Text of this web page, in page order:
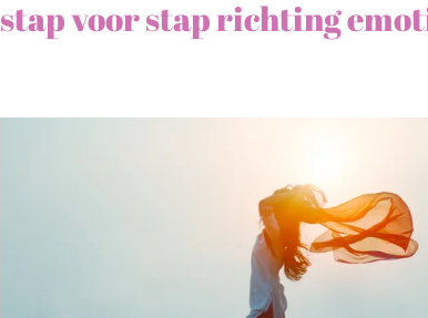
stap voor stap richting